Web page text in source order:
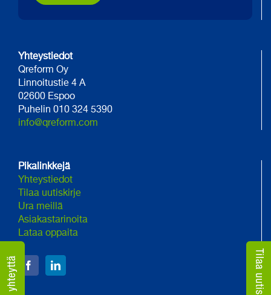
Yhteystiedot
Qreform Oy
Linnoitustie 4 A
02600 Espoo
Puhelin 010 324 5390
info@qreform.com
Pikalinkkejä
Yhteystiedot
Tilaa uutiskirje
Ura meillä
Asiakastarinoita
Lataa oppaita